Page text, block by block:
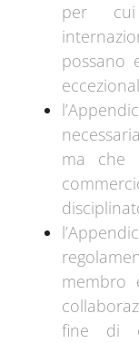
per cui
possano
ma che
membro
fine di